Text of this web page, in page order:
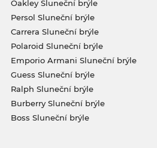
Oakley Sluneční brýle
Persol Sluneční brýle
Carrera Sluneční brýle
Polaroid Sluneční brýle
Emporio Armani Sluneční brýle
Guess Sluneční brýle
Ralph Sluneční brýle
Burberry Sluneční brýle
Boss Sluneční brýle